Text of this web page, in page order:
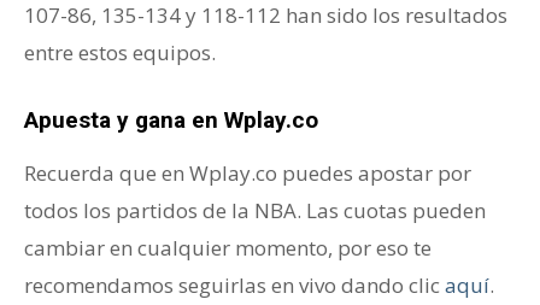
107-86, 135-134 y 118-112 han sido los resultados
entre estos equipos.
Apuesta y gana en Wplay.co
Recuerda que en Wplay.co puedes apostar por
todos los partidos de la NBA. Las cuotas pueden
cambiar en cualquier momento, por eso te
recomendamos seguirlas en vivo dando clic aquí.